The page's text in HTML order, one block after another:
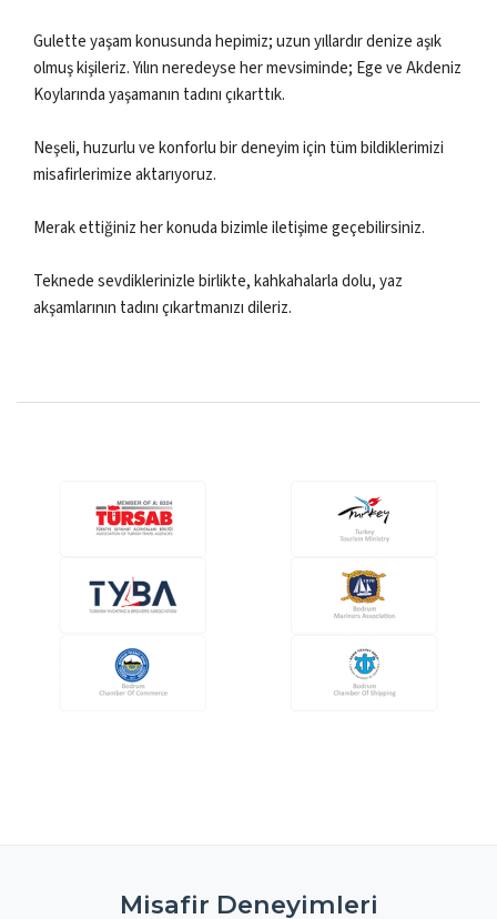
Gulette yaşam konusunda hepimiz; uzun yıllardır denize aşık
olmuş kişileriz. Yılın neredeyse her mevsiminde; Ege ve Akdeniz
Koylarında yaşamanın tadını çıkarttık.
Neşeli, huzurlu ve konforlu bir deneyim için tüm bildiklerimizi
misafirlerimize aktarıyoruz.
Merak ettiğiniz her konuda bizimle iletişime geçebilirsiniz.
Teknede sevdiklerinizle birlikte, kahkahalarla dolu, yaz
akşamlarının tadını çıkartmanızı dileriz.
Misafir Deneyimleri